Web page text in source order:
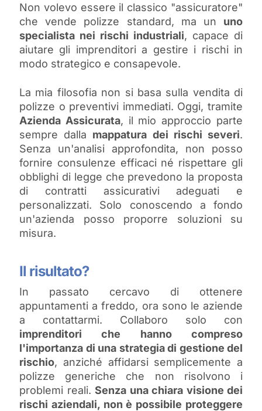
Non volevo essere il classico "assicuratore"
che vende polizze standard, ma un uno
specialista nei rischi industriali, capace di
aiutare gli imprenditori a gestire i rischi in
modo strategico e consapevole.
La mia filosofia non si basa sulla vendita di
polizze o preventivi immediati. Oggi, tramite
Azienda Assicurata, il mio approccio parte
sempre dalla mappatura dei rischi severi.
Senza un'analisi approfondita, non posso
fornire consulenze efficaci né rispettare gli
obblighi di legge che prevedono la proposta
di contratti assicurativi adeguati e
personalizzati. Solo conoscendo a fondo
un'azienda posso proporre soluzioni su
misura.
Il risultato?
In passato cercavo di ottenere
appuntamenti a freddo, ora sono le aziende
a contattarmi. Collaboro solo con
imprenditori che hanno compreso
l'importanza di una strategia di gestione del
rischio, anziché affidarsi semplicemente a
polizze generiche che non risolvono i
problemi reali. Senza una chiara visione dei
rischi aziendali, non è possibile proteggere